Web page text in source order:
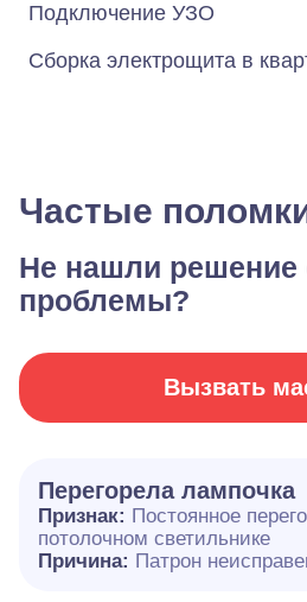
Подключение УЗО
Сборка электрощита в
Частые
Не нашли решение
проблемы?
Вызвать
Перегорела лампочка
Признак: Постоянное
потолочном светильнике
Причина: Патрон